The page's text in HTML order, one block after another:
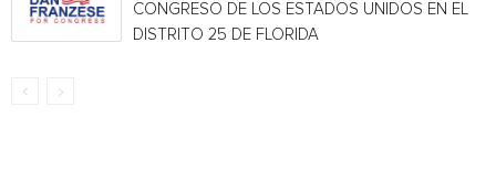
CONGRESO DE LOS ESTADOS UNIDOS EN EL
DISTRITO 25 DE FLORIDA